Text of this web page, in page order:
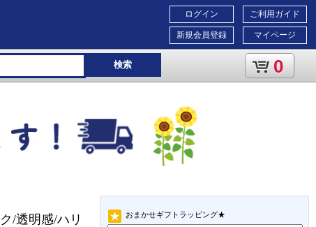
ご利用ガイド
マイページ
ログイン
新規会員登録
検索 0
おまかせギフトラッピング★
/透明感/ハリ